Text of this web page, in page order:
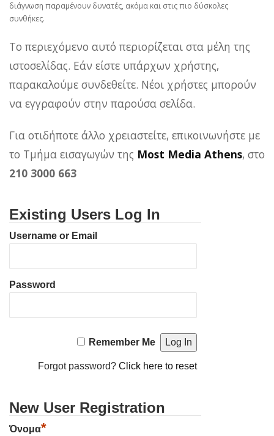
διάγνωση παραμένουν δυνατές, ακόμα και στις πιο δύσκολες
συνθήκες.
Το περιεχόμενο αυτό περιορίζεται στα μέλη της
ιστοσελίδας. Εάν είστε υπάρχων χρήστης,
παρακαλούμε συνδεθείτε. Νέοι χρήστες μπορούν
να εγγραφούν στην παρούσα σελίδα.
Για οτιδήποτε άλλο χρειαστείτε, επικοινωνήστε με
το Τμήμα εισαγωγών της Most Media Athens, στο
210 3000 663
Existing Users Log In
Username or Email
Password
Remember Me
Forgot password?Click here to reset
New User Registration
Όνομα*